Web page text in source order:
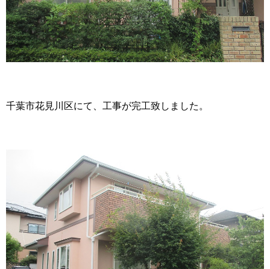
千葉市花見川区にて、工事が完工致しました。